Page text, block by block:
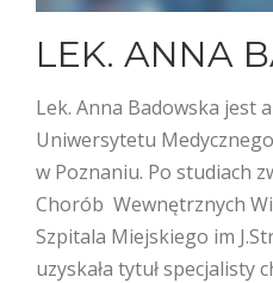
LEK. ANNA
Lek. Anna Badowska jest
Uniwersytetu
w Poznaniu. Po studiach
Chorób Wewnętrznych
Szpitala Miejskiego im
uzyskała tytuł specjalisty